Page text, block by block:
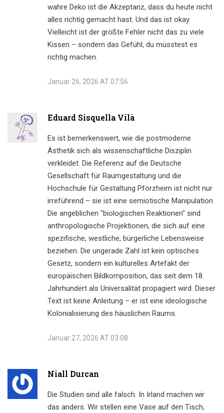
wahre Deko ist die Akzeptanz, dass du heute nicht
alles richtig gemacht hast. Und das ist okay.
Vielleicht ist der größte Fehler nicht das zu viele
Kissen – sondern das Gefühl, du müsstest es
richtig machen.
Januar 26, 2026 AT 07:56
Eduard Sisquella Vilà
Es ist bemerkenswert, wie die postmoderne
Ästhetik sich als wissenschaftliche Disziplin
verkleidet. Die Referenz auf die Deutsche
Gesellschaft für Raumgestaltung und die
Hochschule für Gestaltung Pforzheim ist nicht nur
irreführend – sie ist eine semiotische Manipulation.
Die angeblichen "biologischen Reaktionen" sind
anthropologische Projektionen, die sich auf eine
spezifische, westliche, bürgerliche Lebensweise
beziehen. Die ungerade Zahl ist kein optisches
Gesetz, sondern ein kulturelles Artefakt der
europäischen Bildkomposition, das seit dem 18.
Jahrhundert als Universalität propagiert wird. Dieser
Text ist keine Anleitung – er ist eine ideologische
Kolonialisierung des häuslichen Raums.
Januar 27, 2026 AT 03:08
Niall Durcan
Die Studien sind alle falsch. In Irland machen wir
das anders. Wir stellen eine Vase auf den Tisch,